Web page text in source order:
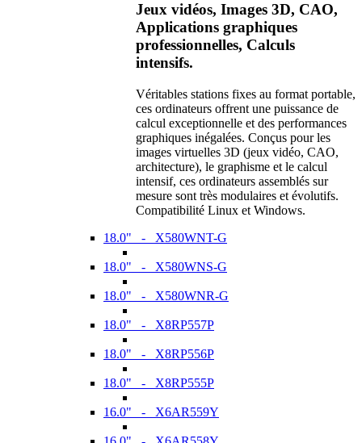
Jeux vidéos, Images 3D, CAO,
Applications graphiques
professionnelles, Calculs
intensifs.
Véritables stations fixes au format portable,
ces ordinateurs offrent une puissance de
calcul exceptionnelle et des performances
graphiques inégalées. Conçus pour les
images virtuelles 3D (jeux vidéo, CAO,
architecture), le graphisme et le calcul
intensif, ces ordinateurs assemblés sur
mesure sont très modulaires et évolutifs.
Compatibilité Linux et Windows.
18.0" - X580WNT-G
18.0" - X580WNS-G
18.0" - X580WNR-G
18.0" - X8RP557P
18.0" - X8RP556P
18.0" - X8RP555P
16.0" - X6AR559Y